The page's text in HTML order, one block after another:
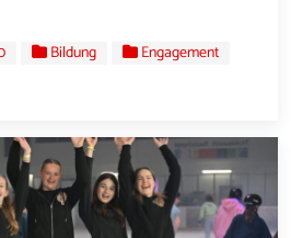
Bildung
Engagement